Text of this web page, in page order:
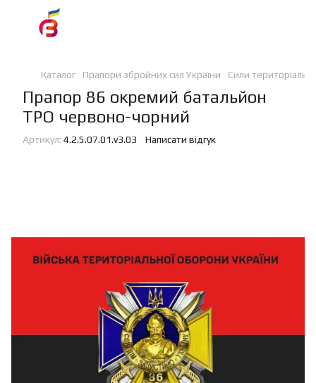
Каталог Прапори збройних сил України Сили
Прапор 86 окремий батальйон
ТРО червоно-чорний
Артикул: 4.2.5.07.01.v3.03 Написати відгук